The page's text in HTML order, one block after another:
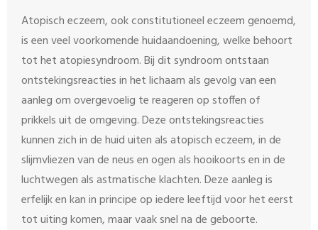
Atopisch eczeem, ook constitutioneel eczeem genoemd,
is een veel voorkomende huidaandoening, welke behoort
tot het atopiesyndroom. Bij dit syndroom ontstaan
ontstekingsreacties in het lichaam als gevolg van een
aanleg om overgevoelig te reageren op stoffen of
prikkels uit de omgeving. Deze ontstekingsreacties
kunnen zich in de huid uiten als atopisch eczeem, in de
slijmvliezen van de neus en ogen als hooikoorts en in de
luchtwegen als astmatische klachten. Deze aanleg is
erfelijk en kan in principe op iedere leeftijd voor het eerst
tot uiting komen, maar vaak snel na de geboorte.